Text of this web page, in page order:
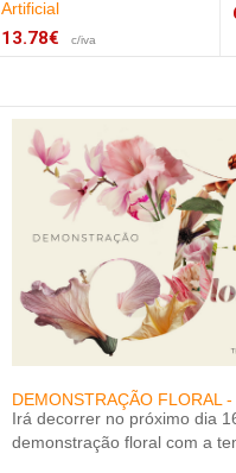
Artificial
13.78€ c/iva
DEMONSTRAÇÃO FLORAL
Irá decorrer no próximo dia
demonstração floral com a